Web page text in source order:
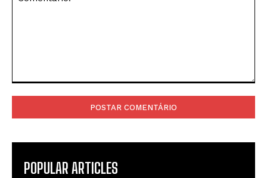
POPULAR ARTICLES